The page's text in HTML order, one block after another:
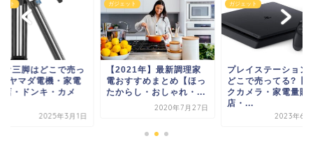
ット
年】最新調理家
すすめまとめ【ほっ
らし・おしゃれ・...
ガジェット
プレイステーション4は
どこで売ってる?【ビッ
クカメラ・家電量販
ガジェット
ビデオ三脚はどこで
てる?ヤマダ電機・
量販店・ドンキ・カ
ラ...
2025年3